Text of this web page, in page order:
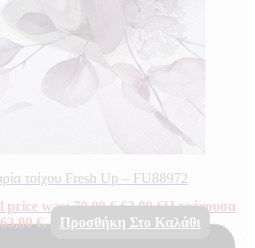
τοίχου Fresh Up – FU88972
price was: 70,00 €.63,00€Η τρέχουσα
€.
Προσθήκη Στο Καλάθι